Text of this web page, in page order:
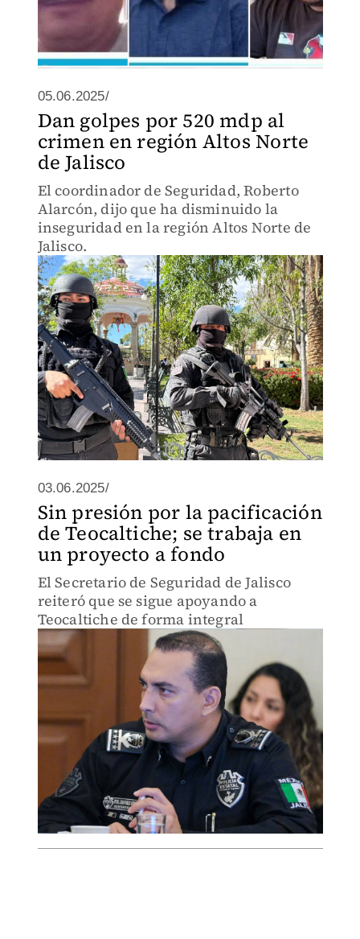
05.06.2025/
Dan golpes por 520 mdp al
crimen en región Altos Norte
de Jalisco
El coordinador de Seguridad, Roberto
Alarcón, dijo que ha disminuido la
inseguridad en la región Altos Norte de
Jalisco.
03.06.2025/
Sin presión por la pacificación
de Teocaltiche; se trabaja en
un proyecto a fondo
El Secretario de Seguridad de Jalisco
reiteró que se sigue apoyando a
Teocaltiche de forma integral